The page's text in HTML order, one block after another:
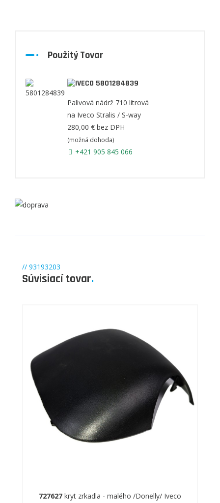
Použitý Tovar
5801284839
Palivová nádrž 710 litrová
na Iveco Stralis / S-way
280,00 € bez DPH
(možná dohoda)
+421 905 845 066
// 93193203
Súvisiací tovar.
727627 kryt zrkadla - malého /Donelly/ Iveco